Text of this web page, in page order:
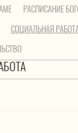
РАСПИСАНИЕ
СОЦИАЛЬНАЯ
работа